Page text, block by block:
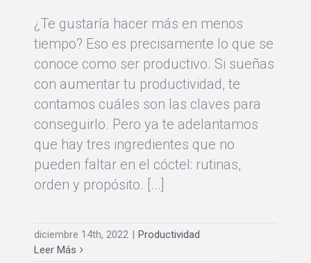
¿Te gustaría hacer más en menos
tiempo? Eso es precisamente lo que se
conoce como ser productivo. Si sueñas
con aumentar tu productividad, te
contamos cuáles son las claves para
conseguirlo. Pero ya te adelantamos
que hay tres ingredientes que no
pueden faltar en el cóctel: rutinas,
orden y propósito. [...]
diciembre 14th, 2022 | Productividad
Leer Más